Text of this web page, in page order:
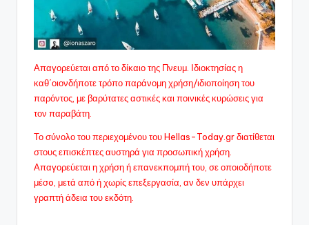
Απαγορεύεται από το δίκαιο της Πνευμ. Ιδιοκτησίας η
καθ΄οιονδήποτε τρόπο παράνομη χρήση/ιδιοποίηση του
παρόντος, με βαρύτατες αστικές και ποινικές κυρώσεις για
τον παραβάτη.
Το σύνολο του περιεχομένου του Hellas-Today.gr διατίθεται
στους επισκέπτες αυστηρά για προσωπική χρήση.
Απαγορεύεται η χρήση ή επανεκπομπή του, σε οποιοδήποτε
μέσo, μετά από ή χωρίς επεξεργασία, αν δεν υπάρχει
γραπτή άδεια του εκδότη.